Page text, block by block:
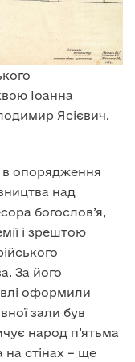
Іоанна
Ясієвич,
в опорядження
над
богослов’я,
і зрештою
За його
оформили
зали був
народ п’ятьма
на стінах – ще